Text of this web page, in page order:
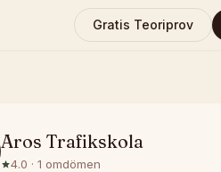
Gratis Teoriprov
Aros Trafikskola
4.0 · 1 omdömen